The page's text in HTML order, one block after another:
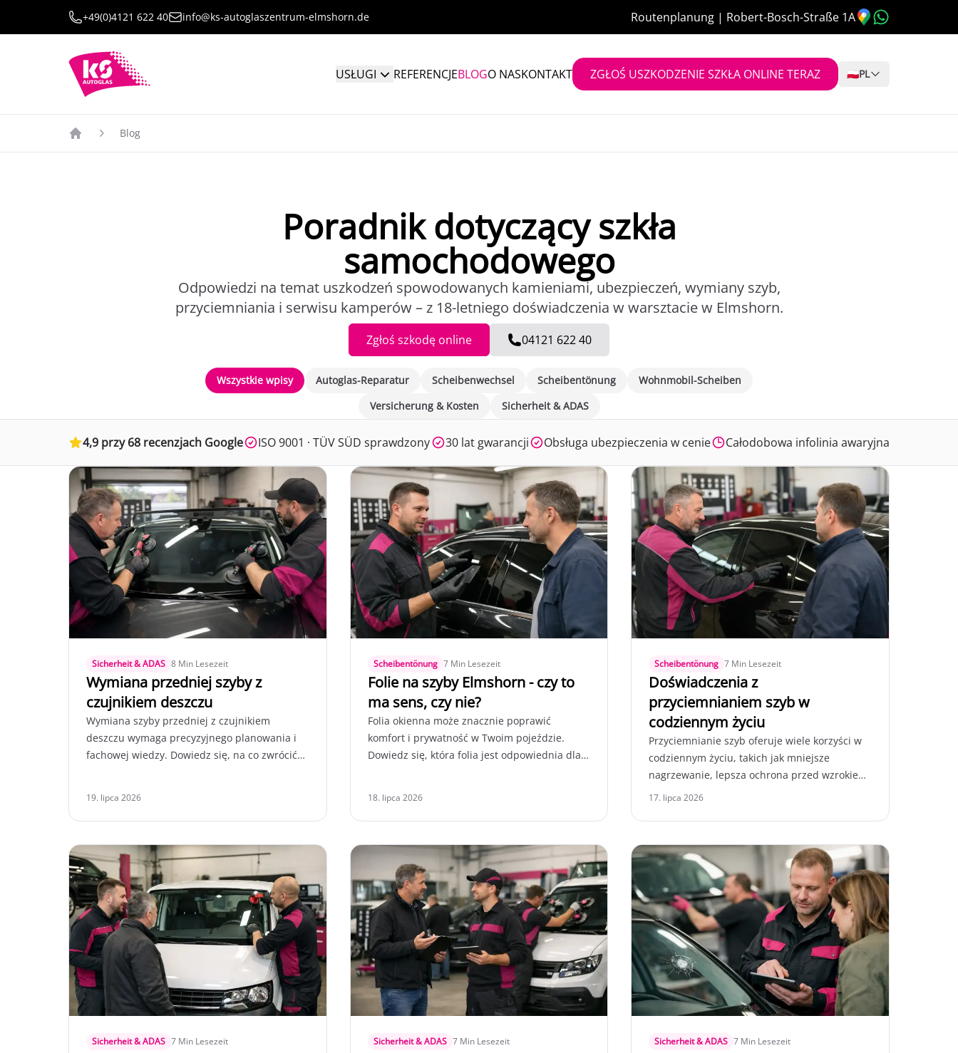
+49(0)4121 622 40 info@ks-autoglaszentrum-elmshorn.de Routenplanung | Robert-Bosch-Straße 1A
USŁUGI REFERENCJEBLOGO NASKONTAKT ZGŁOŚ USZKODZENIE SZKŁA ONLINE TERAZ 🇵🇱PL
Blog
Poradnik dotyczący szkła
samochodowego
Odpowiedzi na temat uszkodzeń spowodowanych kamieniami, ubezpieczeń, wymiany szyb,
przyciemniania i serwisu kamperów – z 18-letniego doświadczenia w warsztacie w Elmshorn.
Zgłoś szkodę online 04121 622 40
Wszystkie wpisy Autoglas-Reparatur Scheibenwechsel Scheibentönung
Wohnmobil-Scheiben
Versicherung & Kosten
Sicherheit & ADAS
4,9 przy 68 recenzjach Google ISO 9001 · TÜV SÜD sprawdzony 30 lat gwarancji Obsługa ubezpieczenia w cenie Całodobowa infolinia awaryjna
Sicherheit & ADAS 8 Min Lesezeit
Wymiana przedniej szyby z
czujnikiem deszczu
Wymiana szyby przedniej z czujnikiem
deszczu wymaga precyzyjnego planowania i
fachowej wiedzy. Dowiedz się, na co zwrócić
19. lipca 2026
Scheibentönung 7 Min Lesezeit
Folie na szyby Elmshorn - czy to
ma sens, czy nie?
Folia okienna może znacznie poprawić
komfort i prywatność w Twoim pojeździe.
Dowiedz się, która folia jest odpowiednia dla
18. lipca 2026
Scheibentönung 7 Min Lesezeit
Doświadczenia z
przyciemnianiem szyb w
codziennym życiu
Przyciemnianie szyb oferuje wiele korzyści w
codziennym życiu, takich jak mniejsze
nagrzewanie, lepsza ochrona przed wzrokiem
i większy komfort. Dowiedz się, jak ta metoda
dojeżdżających do pracy.
17. lipca 2026
Sicherheit & ADAS 7 Min Lesezeit Sicherheit & ADAS 7 Min Lesezeit Sicherheit & ADAS 7 Min Lesezeit